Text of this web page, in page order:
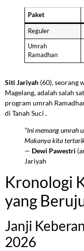
Paket
Reguler
Umrah
Ramadhan
Siti Jariyah (60), seorang
Magelang, adalah salah
program umrah
di Tanah Suci .
“Ini memang umrah
Makanya kita
— Dewi Pawestri
Jariyah
Kronologi
yang
Janji
2026